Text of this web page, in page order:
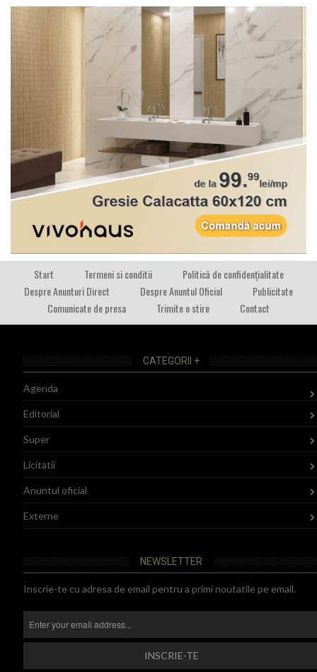
Start Termeni si conditii
Politică de confidențialitate
Despre Anunturi Direct
Despre Anuntul Oficial
Publicitate
Comunicate de presa
Trimite o stire Contact
CATEGORII +
Agenda
Editorial
Super
Licitatii
Anuntul oficial
Externe
NEWSLETTER
Inscrie-te cu adresa de email pentru a primi noutatile pe email.